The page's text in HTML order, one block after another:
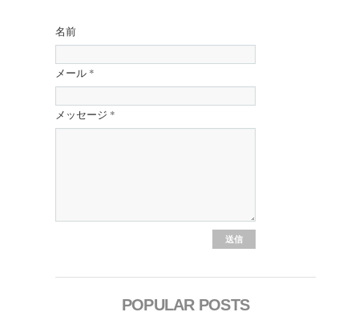
名前
メール *
メッセージ *
POPULAR POSTS